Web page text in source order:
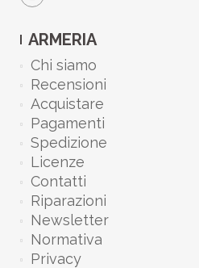
ARMERIA
Chi siamo
Recensioni
Acquistare
Pagamenti
Spedizione
Licenze
Contatti
Riparazioni
Newsletter
Normativa
Privacy